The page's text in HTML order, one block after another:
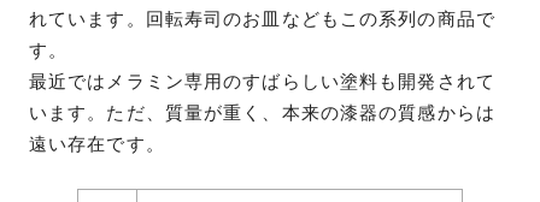
れています。回転寿司のお皿などもこの系列の商品で
す。
最近ではメラミン専用のすばらしい塗料も開発されて
います。ただ、質量が重く、本来の漆器の質感からは
遠い存在です。